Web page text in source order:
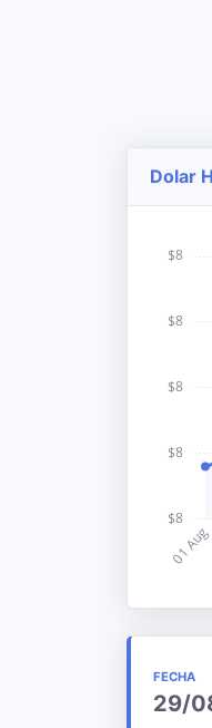
Dolar
FECHA
29/